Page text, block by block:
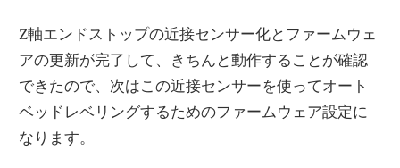
Z軸エンドストップの近接センサー化とファームウェ
アの更新が完了して、きちんと動作することが確認
できたので、次はこの近接センサーを使ってオート
ベッドレベリングするためのファームウェア設定に
なります。